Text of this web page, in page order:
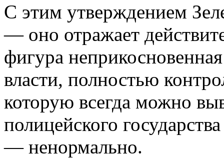
С этим утверждением
— оно отражает
фигура
власти, полностью
которую всегда можно
полицейского
— ненормально.